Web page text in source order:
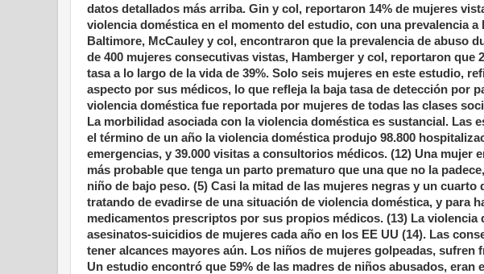
datos detallados más arriba. Gin y col, reportaron 14% de mujeres
violencia doméstica en el momento del estudio, con una prevalencia
Baltimore, McCauley y col, encontraron que la prevalencia de abuso
de 400 mujeres consecutivas vistas, Hamberger y col, reportaron que
tasa a lo largo de la vida de 39%. Solo seis mujeres en este estudio,
aspecto por sus médicos, lo que refleja la baja tasa de detección por
violencia doméstica fue reportada por mujeres de todas las clases
La morbilidad asociada con la violencia doméstica es sustancial. Las
el término de un año la violencia doméstica produjo 98.800
emergencias, y 39.000 visitas a consultorios médicos. (12) Una mujer
más probable que tenga un parto prematuro que una que no la
niño de bajo peso. (5) Casi la mitad de las mujeres negras y un
tratando de evadirse de una situación de violencia doméstica, y para
medicamentos prescriptos por sus propios médicos. (13) La violencia
asesinatos-suicidios de mujeres cada año en los EE UU (14). Las
tener alcances mayores aún. Los niños de mujeres golpeadas, sufren
Un estudio encontró que 59% de las madres de niños abusados, eran